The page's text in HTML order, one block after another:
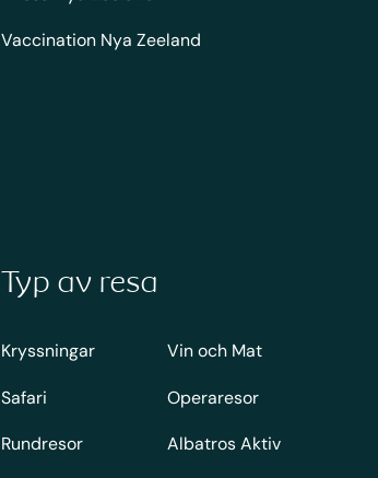
Vaccination Nya Zeeland
Typ av resa
Kryssningar
Safari
Rundresor
Vin och Mat
Operaresor
Albatros Aktiv